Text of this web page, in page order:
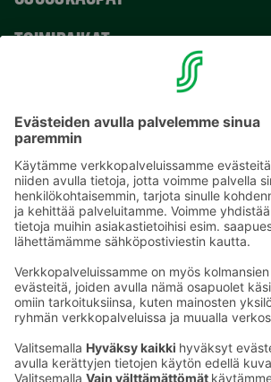
TOIMIPAIKAT
Sähköpostiosoitteet S-ryhmässä ovat
etunimi.sukunimi@sok.fi
Seuraa meitä: